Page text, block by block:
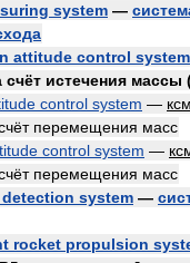
system —
attitude control system
счёт истечения массы
control system — ксм.
перемещения масс
control system —
перемещения масс
system —
rocket propulsion